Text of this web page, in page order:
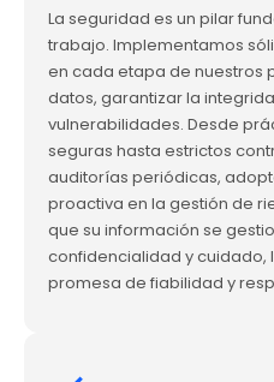
La seguridad es un pilar
trabajo. Implementamos
en cada etapa de nuestros
datos, garantizar la
vulnerabilidades. Desde
seguras hasta estrictos
auditorías periódicas,
proactiva en la gestión de
que su información se
confidencialidad y cuidado,
promesa de fiabilidad y